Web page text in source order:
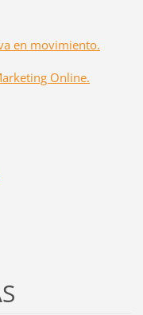
en movimiento.
Online.